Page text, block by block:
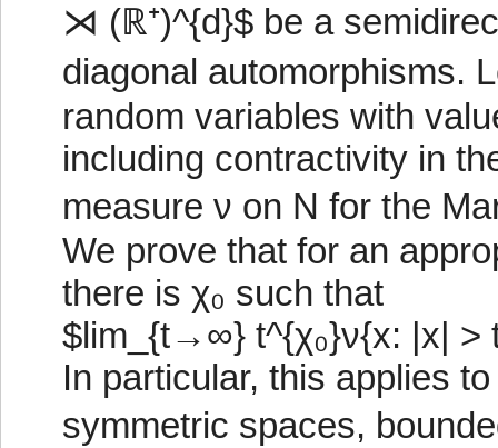
⋊ (ℝ⁺)^{d}$ be a
diagonal automorphisms.
random variables with
including contractivity in
measure ν on N for the
We prove that for an
there is χ₀ such that
$lim_{t→∞} t^{χ₀}ν{x: |x| >
In particular, this applies
symmetric spaces,